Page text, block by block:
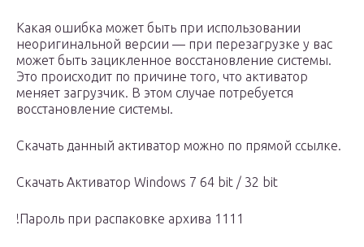
Какая ошибка может быть при использовании
неоригинальной версии — при перезагрузке у вас
может быть зацикленное восстановление системы.
Это происходит по причине того, что активатор
меняет загрузчик. В этом случае потребуется
восстановление системы.
Скачать данный активатор можно по прямой ссылке.
Скачать Активатор Windows 7 64 bit / 32 bit
!Пароль при распаковке архива 1111